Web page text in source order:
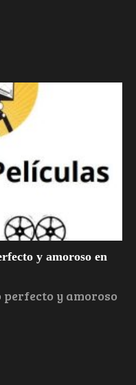
y amoroso en
perfecto y amoroso